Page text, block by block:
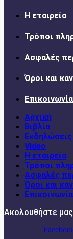
Η εταιρεία
Τρόποι
Ασφαλές
Όροι και
Επικοινωνία
Αρχική
Βιβλία
Εκδηλώσεις
Video
Η εταιρεία
Τρόποι
Ασφαλές
Όροι και
Επικοινωνία
Ακολουθήστε